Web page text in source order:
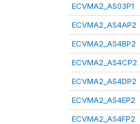
ECVMA2_AS03P1
ECVMA2_AS4AP2
ECVMA2_AS4BP2
ECVMA2_AS4CP2
ECVMA2_AS4DP2
ECVMA2_AS4EP2
ECVMA2_AS4FP2